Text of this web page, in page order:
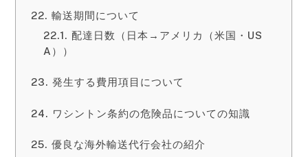
輸送期間について
配達日数（日本→アメリカ（米国・US
A））
発生する費用項目について
ワシントン条約の危険品についての知識
優良な海外輸送代行会社の紹介